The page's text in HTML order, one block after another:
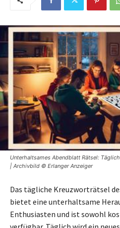
Unterhaltsames Abendblatt Rätsel:
| Archivbild © Erlanger Anzeiger
Das tägliche Kreuzworträtsel
bietet eine unterhaltsame
Enthusiasten und ist sowohl